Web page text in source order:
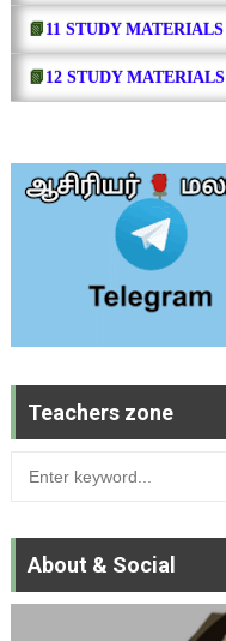
📗 11 STUDY MATERIALS
📗 12 STUDY MATERIALS
Teachers zone
About & Social